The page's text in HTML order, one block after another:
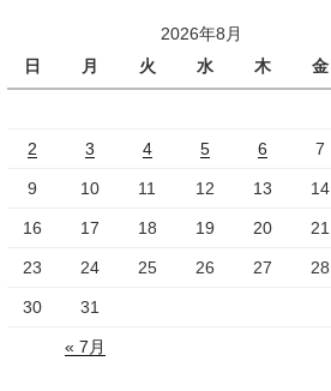
2026年8月
日
月 火 水 木 金
2 3 4 5 6 7
9 10 11 12 13 14
16 17 18 19 20 21
23 24 25 26 27 28
30 31
« 7月